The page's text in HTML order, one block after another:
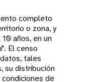
completo
o zona, y
años, en un
El censo
tales
su distribución
condiciones de